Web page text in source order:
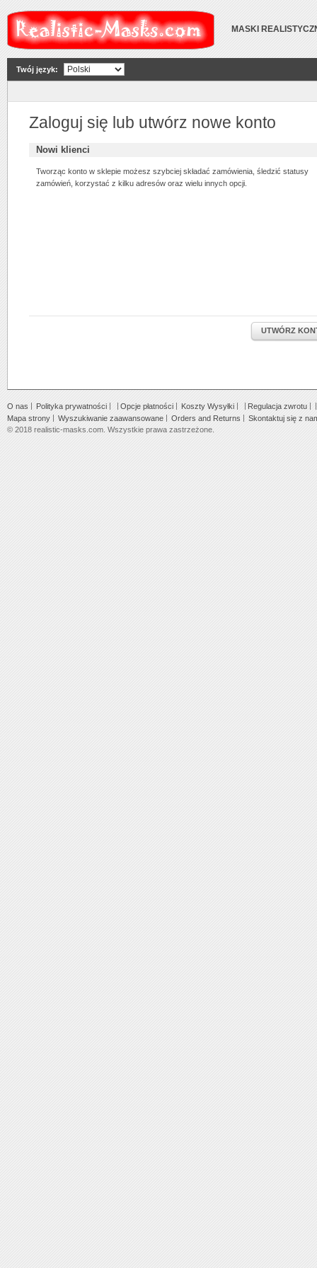
MASKI
Twój język:
Zaloguj się lub utwórz nowe konto
Nowi klienci
Tworząc konto w sklepie możesz szybciej składać zamówienia, śledzić statusy
zamówień, korzystać z kilku adresów oraz wielu innych opcji.
UTWÓRZ
O nas Polityka prywatności Opcje płatności Koszty Wysyłki
Regulacja zwrotu
Mapa strony
Wyszukiwanie zaawansowane Orders and Returns
Skontaktuj się z
© 2018 realistic-masks.com. Wszystkie prawa zastrzeżone.